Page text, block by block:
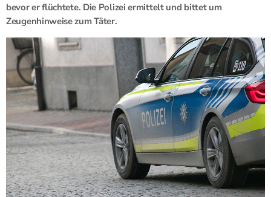
bevor er flüchtete. Die Polizei ermittelt und bittet um
Zeugenhinweise zum Täter.